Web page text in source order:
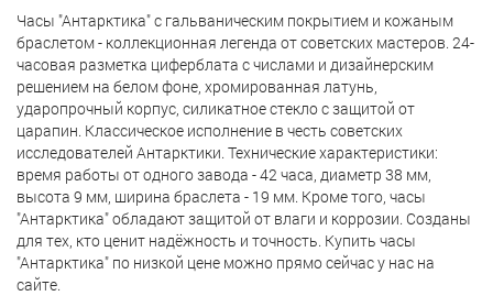
Часы "Антарктика" с гальваническим покрытием и кожаным
браслетом - коллекционная легенда от советских мастеров. 24-
часовая разметка циферблата с числами и дизайнерским
решением на белом фоне, хромированная латунь,
ударопрочный корпус, силикатное стекло с защитой от
царапин. Классическое исполнение в честь советских
исследователей Антарктики. Технические характеристики:
время работы от одного завода - 42 часа, диаметр 38 мм,
высота 9 мм, ширина браслета - 19 мм. Кроме того, часы
"Антарктика" обладают защитой от влаги и коррозии. Созданы
для тех, кто ценит надёжность и точность. Купить часы
"Антарктика" по низкой цене можно прямо сейчас у нас на
сайте.